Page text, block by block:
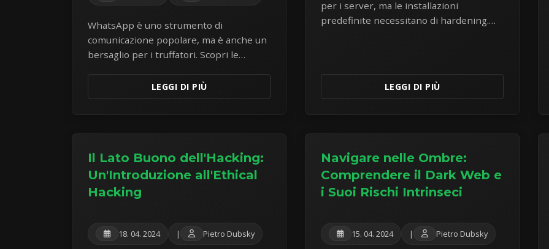
WhatsApp è uno strumento di
comunicazione popolare, ma è anche un
bersaglio per i truffatori. Scopri le
riconoscere ed evitare le comuni truffe
su WhatsApp.
LEGGI DI PIÙ
per i server, ma le installazioni
predefinite necessitano di hardening.
LEGGI DI PIÙ
Il Lato Buono dell'Hacking:
Un'Introduzione all'Ethical
Hacking
18. 04. 2024 | Pietro Dubsky
Navigare nelle Ombre:
Comprendere il Dark Web e
i Suoi Rischi Intrinseci
15. 04. 2024 | Pietro Dubsky